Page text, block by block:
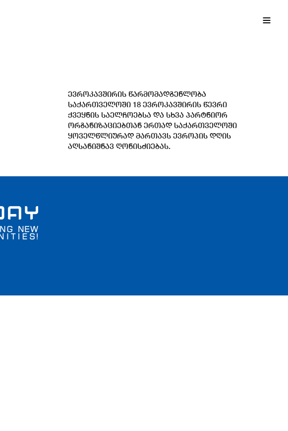
ევროკავშირის წარმომადგენლობა
საქართველოში 18 ევროკავშირის წევრი
ქვეყნის საელჩოებსა და სხვა პარტნიორ
ორგანიზაციებთან ერთად საქართველოში
ყოველწლიურად მართავს ევროპის დღის
აღსანიშნავ ღონისძიებას.